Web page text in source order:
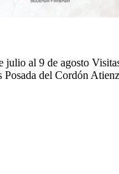
julio al 9 de agosto
Posada del Cordón